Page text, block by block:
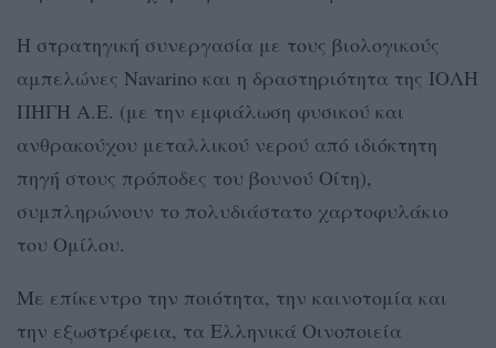
Η στρατηγική συνεργασία με τους βιολογικούς
αμπελώνες Navarino και η δραστηριότητα της ΙΟΛΗ
ΠΗΓΗ Α.Ε. (με την εμφιάλωση φυσικού και
ανθρακούχου μεταλλικού νερού από ιδιόκτητη
πηγή στους πρόποδες του βουνού Οίτη),
συμπληρώνουν το πολυδιάστατο χαρτοφυλάκιο
του Ομίλου.
Με επίκεντρο την ποιότητα, την καινοτομία και
την εξωστρέφεια, τα Ελληνικά Οινοποιεία